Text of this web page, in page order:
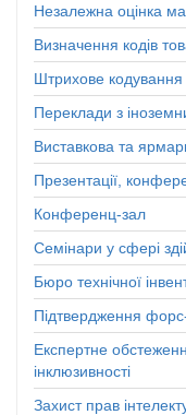
Незалежна оцінка
Визначення кодів
Штрихове кодування
Переклади з
Виставкова та
Презентації,
Конференц-зал
Семінари у сфері
Бюро технічної
Підтвердження
Експертне
інклюзивності
Захист прав